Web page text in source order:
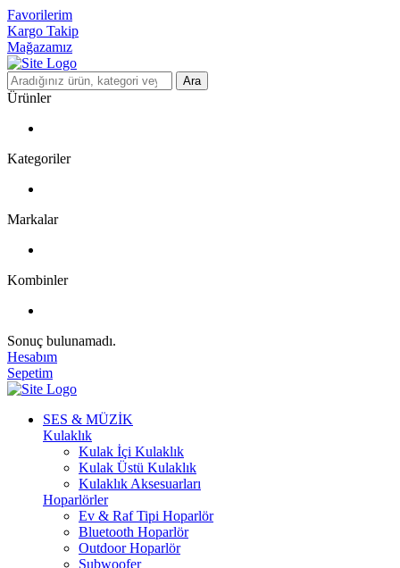
Favorilerim
Kargo Takip
Mağazamız
Ara
Ürünler
Kategoriler
Markalar
Kombinler
Sonuç bulunamadı.
Hesabım
Sepetim
SES & MÜZİK
Kulaklık
Kulak İçi Kulaklık
Kulak Üstü Kulaklık
Kulaklık Aksesuarları
Hoparlörler
Ev & Raf Tipi Hoparlör
Bluetooth Hoparlör
Outdoor Hoparlör
Subwoofer